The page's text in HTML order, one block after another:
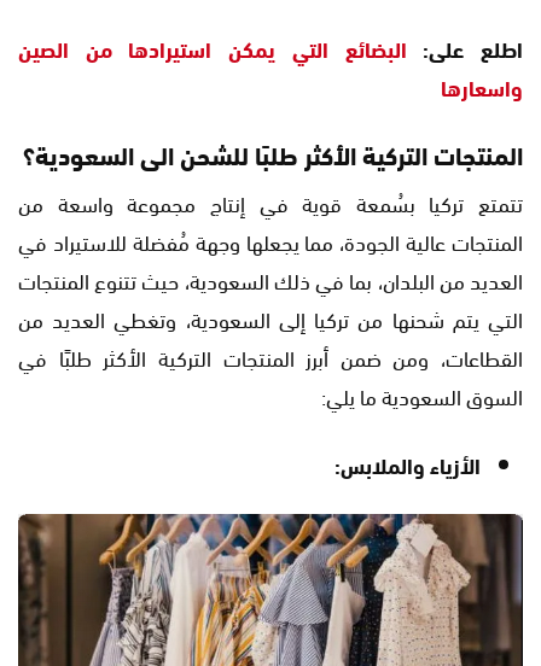
اطلع على: البضائع التي يمكن استيرادها من الصين
واسعارها
المنتجات التركية الأكثر طلبًا للشحن الى السعودية؟
تتمتع تركيا بسُمعة قوية في إنتاج مجموعة واسعة من
المنتجات عالية الجودة، مما يجعلها وجهة مُفضلة للاستيراد في
العديد من البلدان، بما في ذلك السعودية، حيث تتنوع المنتجات
التي يتم شحنها من تركيا إلى السعودية، وتغطي العديد من
القطاعات، ومن ضمن أبرز المنتجات التركية الأكثر طلبًا في
السوق السعودية ما يلي:
الأزياء والملابس: